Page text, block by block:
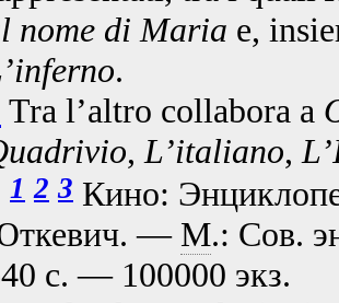
nome di Maria e,
.
Tra l’altro collabora a
,L’italiano,
1 2 3 Кино:
— М.: Сов.
с. — 100000 экз.